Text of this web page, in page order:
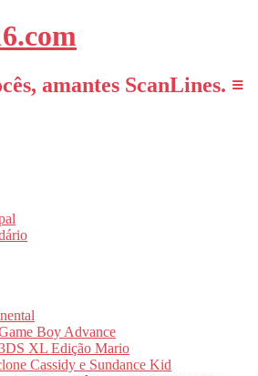
amantes ScanLines. ≡
Boy Advance
XL Edição Mario
Cassidy e Sundance Kid